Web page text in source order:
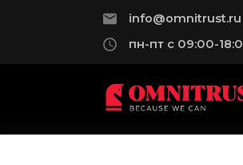
info@omnitrust.ru
пн-пт с 09:00-18:00